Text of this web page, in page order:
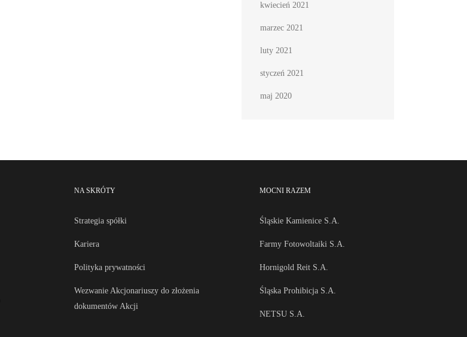
kwiecień 2021
marzec 2021
luty 2021
styczeń 2021
maj 2020
NA SKRÓTY
Strategia spółki
Kariera
Polityka prywatności
Wezwanie Akcjonariuszy do złożenia
dokumentów Akcji
MOCNI RAZEM
Śląskie Kamienice S.A.
Farmy Fotowoltaiki S.A.
Hornigold Reit S.A.
Śląska Prohibicja S.A.
NETSU S.A.